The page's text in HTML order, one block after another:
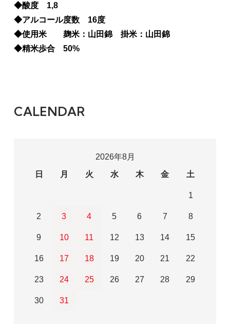
◆酸度 1,8
◆アルコール度数 16度
◆使用米 麹米：山田錦 掛米：山田錦
◆精米歩合 50%
CALENDAR
2026年8月
日
月 火 水 木 金 土
1
2 3 4 5 6 7 8
9 10 11 12 13 14 15
16 17 18 19 20 21 22
23 24 25 26 27 28 29
30 31